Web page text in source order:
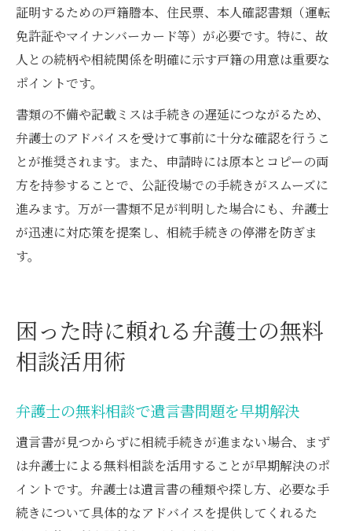
証明するための戸籍謄本、住民票、本人確認書類（運転
免許証やマイナンバーカード等）が必要です。特に、故
人との続柄や相続関係を明確に示す戸籍の用意は重要な
ポイントです。
書類の不備や記載ミスは手続きの遅延につながるため、
弁護士のアドバイスを受けて事前に十分な確認を行うこ
とが推奨されます。また、申請時には原本とコピーの両
方を持参することで、公証役場での手続きがスムーズに
進みます。万が一書類不足が判明した場合にも、弁護士
が迅速に対応策を提案し、相続手続きの停滞を防ぎま
す。
困った時に頼れる弁護士の無料
相談活用術
弁護士の無料相談で遺言書問題を早期解決
遺言書が見つからずに相続手続きが進まない場合、まず
は弁護士による無料相談を活用することが早期解決のポ
イントです。弁護士は遺言書の種類や探し方、必要な手
続きについて具体的なアドバイスを提供してくれるた